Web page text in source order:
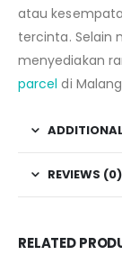
atau
tercinta. Selain
menyediakan
parcel di
REVIEWS (0)
RELATED